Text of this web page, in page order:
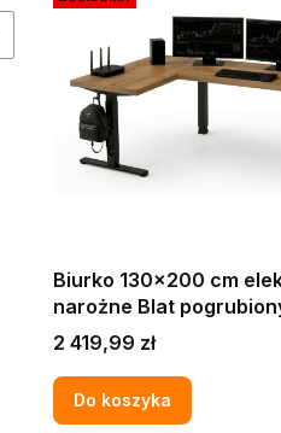
Biurko 130x200 cm
narożne Blat
KOMPUTEROWE DO
DĄB CRAFT ZŁOTY W
LOFT
Cena
2 419,99 zł
Do koszyka